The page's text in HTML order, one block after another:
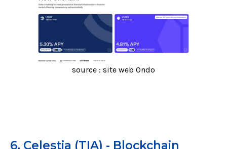
source : site web Ondo
6. Celestia (TIA) - Blockchain